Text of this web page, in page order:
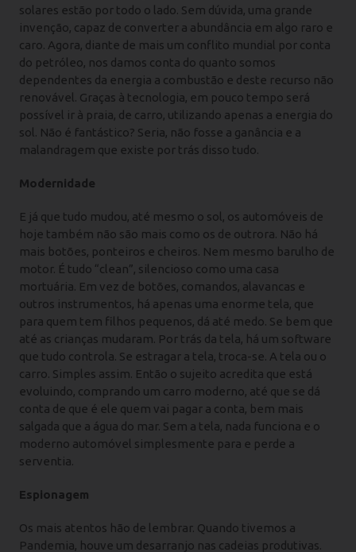
solares estão por todo o lado. Sem dúvida, uma grande
invenção, capaz de converter a abundância em algo raro e
caro. Agora, diante de mais um conflito mundial por conta
do petróleo, nos damos conta do quanto somos
dependentes da energia a combustão e deste recurso não
renovável. Graças à tecnologia, em pouco tempo será
possível ir à praia, de carro, utilizando apenas a energia do
sol. Não é fantástico? Seria, não fosse a ganância e a
malandragem que existe por trás disso tudo.
Modernidade
E já que tudo mudou, até mesmo o sol, os automóveis de
hoje também não são mais como os de outrora. Não há
mais botões, ponteiros e cheiros. Nem mesmo barulho de
motor. É tudo “clean”, silencioso como uma casa
mortuária. Em vez de botões, comandos, alavancas e
outros instrumentos, há apenas uma enorme tela, que
para quem tem filhos pequenos, dá até medo. Se bem que
até as crianças mudaram. Por trás da tela, há um software
que tudo controla. Se estragar a tela, troca-se. A tela ou o
carro. Simples assim. Então o sujeito acredita que está
evoluindo, comprando um carro moderno, até que se dá
conta de que é ele quem vai pagar a conta, bem mais
salgada que a água do mar. Sem a tela, nada funciona e o
moderno automóvel simplesmente para e perde a
serventia.
Espionagem
Os mais atentos hão de lembrar. Quando tivemos a
Pandemia, houve um desarranjo nas cadeias produtivas.